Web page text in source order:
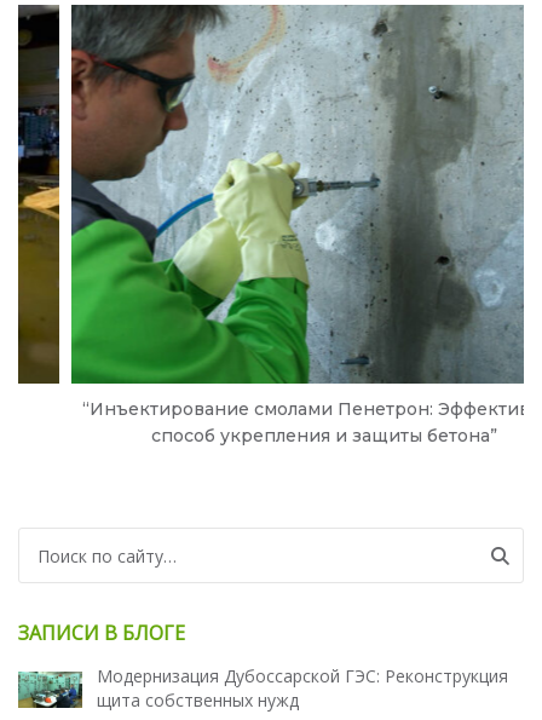
“Инъектирование смолами Пенетрон: Эффективный
способ укрепления и защиты бетона”
ЗАПИСИ В БЛОГЕ
Модернизация Дубоссарской ГЭС: Реконструкция
щита собственных нужд